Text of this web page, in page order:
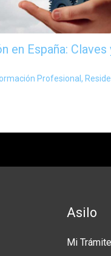
en España: Claves
Profesional ,
Asilo
Mi